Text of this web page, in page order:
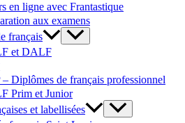
en ligne avec Frantastique
aux examens
français
et DALF
– Diplômes de français professionnel
Prim et Junior
et labellisées